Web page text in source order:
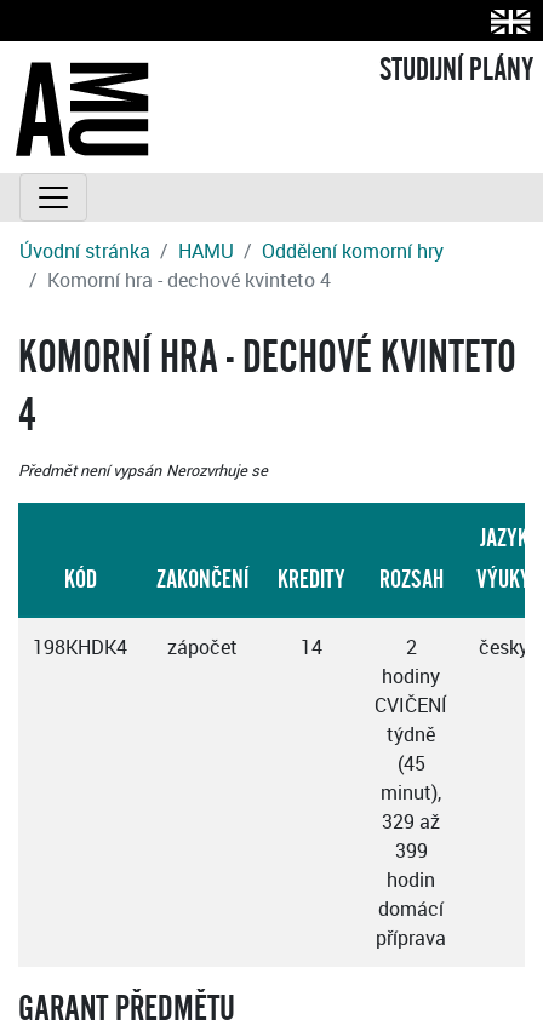
STUDIJNÍ PLÁNY
Úvodní stránka HAMU
Oddělení komorní hry
Komorní hra - dechové kvinteto 4
KOMORNÍ HRA - DECHOVÉ KVINTETO
4
Předmět není vypsán Nerozvrhuje se
KÓD ZAKONČENÍ KREDITY ROZSAH
JAZYK
VÝUKY
198KHDK4 zápočet 14
2
hodiny
CVIČENÍ
týdně
(45
minut),
329 až
399
hodin
domácí
příprava
česky
GARANT PŘEDMĚTU